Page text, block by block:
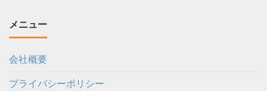
メニュー
会社概要
プライバシーポリシー